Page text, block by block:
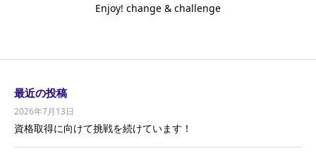
Enjoy! change & challenge
最近の投稿
資格取得に向けて挑戦を続けています！
2026年7月13日